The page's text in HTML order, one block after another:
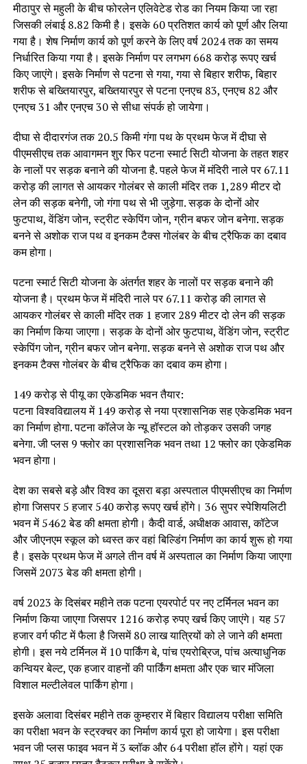
मीठापुर से महुली के बीच फोरलेन एलिवेटेड रोड का नियम किया जा रहा
जिसकी लंबाई 8.82 किमी है। इसके 60 प्रतिशत कार्य को पूर्ण और लिया
गया है। शेष निर्माण कार्य को पूर्ण करने के लिए वर्ष 2024 तक का समय
निर्धारित किया गया है। इसके निर्माण पर लगभग 668 करोड़ रूपए खर्च
किए जाएंगे। इसके निर्माण से पटना से गया, गया से बिहार शरीफ, बिहार
शरीफ से बख्तियारपुर, बख्तियारपुर से पटना एनएच 83, एनएच 82 और
एनएच 31 और एनएच 30 से सीधा संपर्क हो जायेगा।
दीघा से दीदारगंज तक 20.5 किमी गंगा पथ के प्रथम फेज में दीघा से
पीएमसीएच तक आवागमन शुर फिर पटना स्मार्ट सिटी योजना के तहत शहर
के नालों पर सड़क बनाने की योजना है. पहले फेज में मंदिरी नाले पर 67.11
करोड़ की लागत से आयकर गोलंबर से काली मंदिर तक 1,289 मीटर दो
लेन की सड़क बनेगी, जो गंगा पथ से भी जुड़ेगा. सड़क के दोनों ओर
फुटपाथ, वेंडिंग जोन, स्ट्रीट स्केपिंग जोन, ग्रीन बफर जोन बनेगा. सड़क
बनने से अशोक राज पथ व इनकम टैक्स गोलंबर के बीच ट्रैफिक का दबाव
कम होगा।
पटना स्मार्ट सिटी योजना के अंतर्गत शहर के नालों पर सड़क बनाने की
योजना है। प्रथम फेज में मंदिरी नाले पर 67.11 करोड़ की लागत से
आयकर गोलंबर से काली मंदिर तक 1 हजार 289 मीटर दो लेन की सड़क
का निर्माण किया जाएगा। सड़क के दोनों ओर फुटपाथ, वेंडिंग जोन, स्ट्रीट
स्केपिंग जोन, ग्रीन बफर जोन बनेगा. सड़क बनने से अशोक राज पथ और
इनकम टैक्स गोलंबर के बीच ट्रैफिक का दबाव कम होगा।
149 करोड़ से पीयू का एकेडमिक भवन तैयार:
पटना विश्वविद्यालय में 149 करोड़ से नया प्रशासनिक सह एकेडमिक भवन
का निर्माण होगा. पटना कॉलेज के न्यू हॉस्टल को तोड़कर उसकी जगह
बनेगा. जी प्लस 9 फ्लोर का प्रशासनिक भवन तथा 12 फ्लोर का एकेडमिक
भवन होगा।
देश का सबसे बड़े और विश्व का दूसरा बड़ा अस्पताल पीएमसीएच का निर्माण
होगा जिसपर 5 हजार 540 करोड़ रूपए खर्च होंगे। 36 सुपर स्पेशियलिटी
भवन में 5462 बेड की क्षमता होगी। कैदी वार्ड, अधीक्षक आवास, कॉटेज
और जीएनएम स्कूल को ध्वस्त कर वहां बिल्डिंग निर्माण का कार्य शुरू हो गया
है। इसके प्रथम फेज में अगले तीन वर्ष में अस्पताल का निर्माण किया जाएगा
जिसमें 2073 बेड की क्षमता होगी।
वर्ष 2023 के दिसंबर महीने तक पटना एयरपोर्ट पर नए टर्मिनल भवन का
निर्माण किया जाएगा जिसपर 1216 करोड़ रुपए खर्च किए जाएंगे। यह 57
हजार वर्ग फीट में फैला है जिसमें 80 लाख यात्रियों को ले जाने की क्षमता
होगी। इस नये टर्मिनल में 10 पार्किंग बे, पांच एयरोब्रिज, पांच अत्याधुनिक
कन्वियर बेल्ट, एक हजार वाहनों की पार्किंग क्षमता और एक चार मंजिला
विशाल मल्टीलेवल पार्किंग होगा।
इसके अलावा दिसंबर महीने तक कुम्हरार में बिहार विद्यालय परीक्षा समिति
का परीक्षा भवन के स्ट्रक्चर का निर्माण कार्य पूरा हो जायेगा। इस परीक्षा
भवन जी प्लस फाइव भवन में 3 ब्लॉक और 64 परीक्षा हॉल होंगे। यहां एक